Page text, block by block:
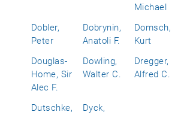
Michael
Dobler,
Peter
Dobrynin,
Anatoli F.
Domsch,
Kurt
Douglas-
Home, Sir
Alec F.
Dowling,
Walter C.
Dregger,
Alfred C.
Dutschke,
Dyck,